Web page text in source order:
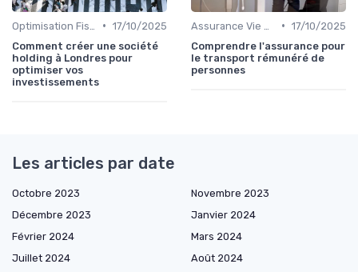
• 17/10/2025
Comment créer une société
holding à Londres pour
optimiser vos
investissements
• 17/10/2025
Comprendre l'assurance pour
le transport rémunéré de
personnes
Les articles par date
Octobre 2023
Novembre 2023
Décembre 2023
Janvier 2024
Février 2024
Mars 2024
Juillet 2024
Août 2024